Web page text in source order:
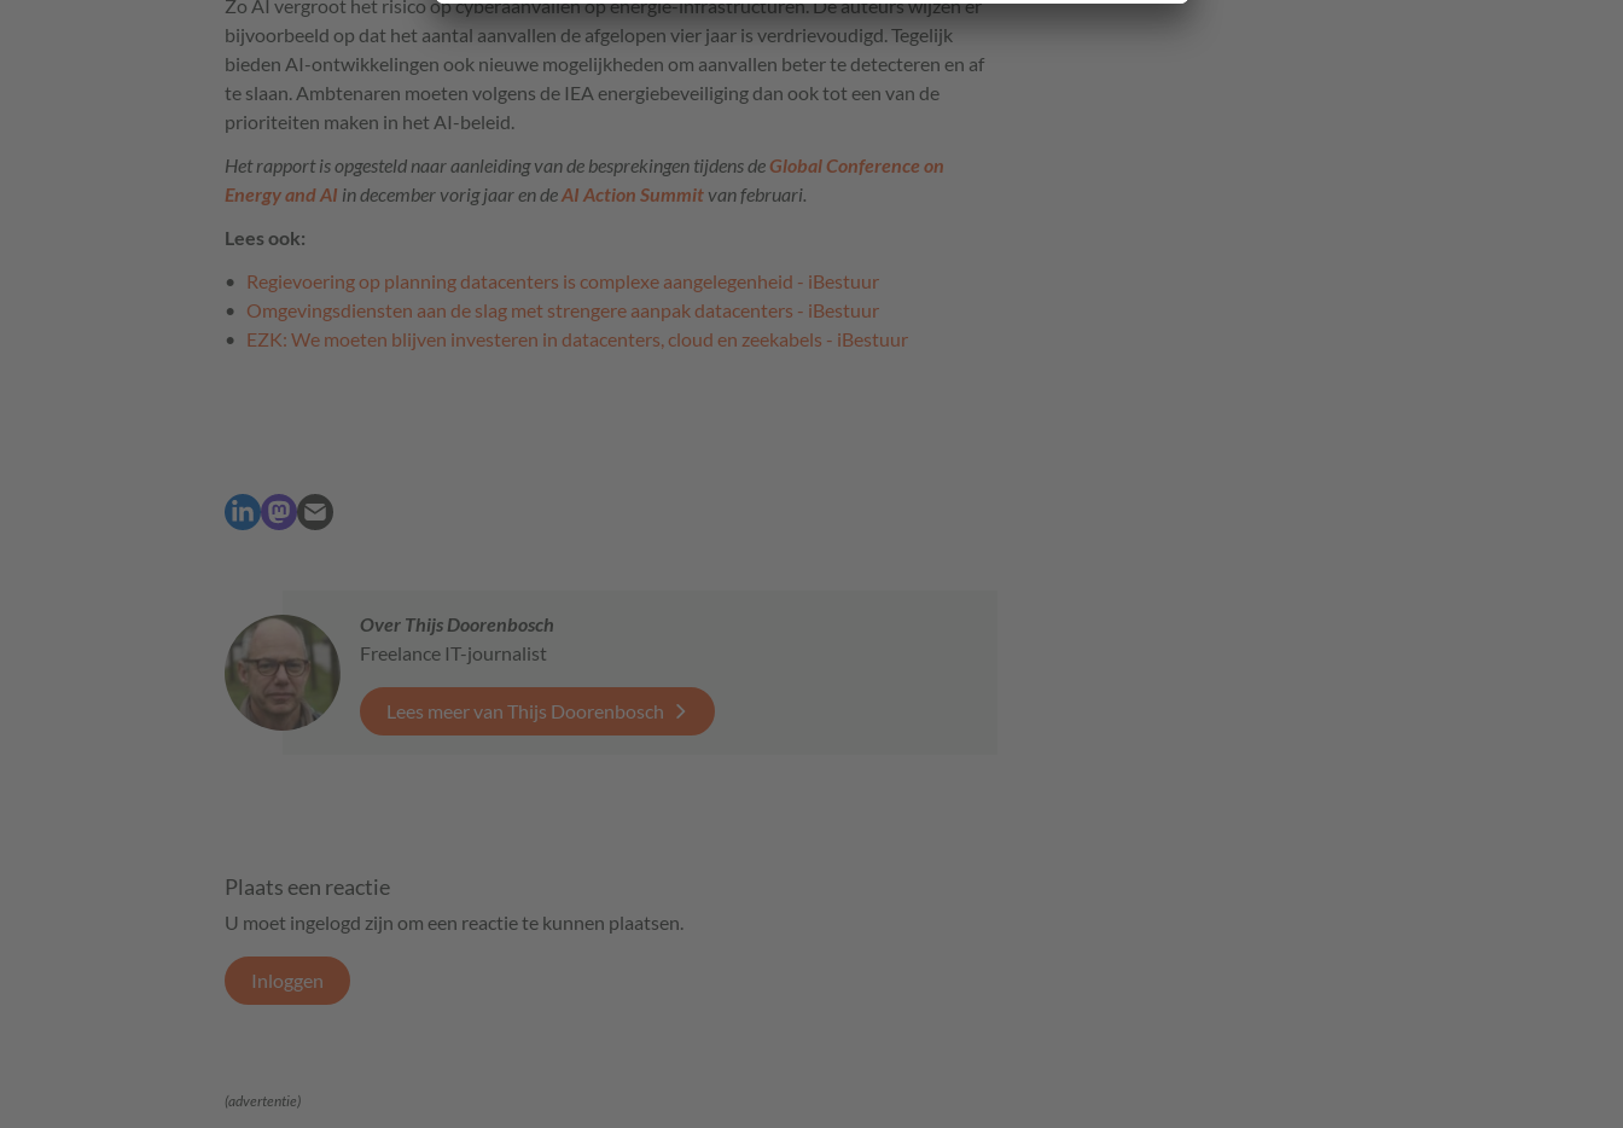
Zo AI vergroot het risico op cyberaanvallen op energie-infrastructuren. De auteurs wijzen er
bijvoorbeeld op dat het aantal aanvallen de afgelopen vier jaar is verdrievoudigd. Tegelijk
bieden AI-ontwikkelingen ook nieuwe mogelijkheden om aanvallen beter te detecteren en af
te slaan. Ambtenaren moeten volgens de IEA energiebeveiliging dan ook tot een van de
prioriteiten maken in het AI-beleid.
Het rapport is opgesteld naar aanleiding van de besprekingen tijdens deGlobal Conference on
Energy and AI in december vorig jaar en deAI Action Summit van februari.
Lees ook:
Regievoering op planning datacenters is complexe aangelegenheid - iBestuur
Omgevingsdiensten aan de slag met strengere aanpak datacenters - iBestuur
EZK: We moeten blijven investeren in datacenters, cloud en zeekabels - iBestuur
Over Thijs Doorenbosch
Freelance IT-journalist
Lees meer van Thijs Doorenbosch
Plaats een reactie
U moet ingelogd zijn om een reactie te kunnen plaatsen.
Inloggen
(advertentie)